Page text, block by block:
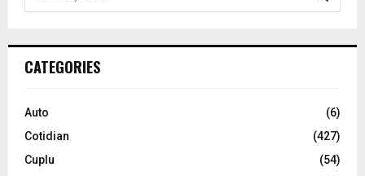
h
o
:
C
CATEGORIES
Auto
(6)
Cotidian
(427)
Cuplu
(54)